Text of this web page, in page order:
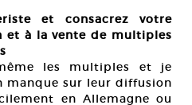
et consacrez votre
à la vente de multiples
les multiples et je
manque sur leur diffusion
en Allemagne ou